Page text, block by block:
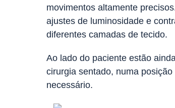
movimentos altamente
ajustes de luminosidade e
diferentes camadas de tecido.
Ao lado do paciente estão
cirurgia sentado, numa
necessário.